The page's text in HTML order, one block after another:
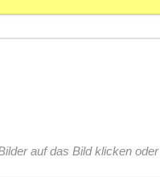
auf das Bild klicken